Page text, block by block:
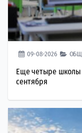
09-08-2026
Еще четыре школы
сентября